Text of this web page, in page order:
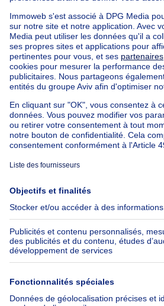
Maison à vendre
Nos biens pas chèrsMaison à
Appartements à louer
Nos biens à louer avec
Appartement à vendre avec
Maison à vendre avec 3
Appartement à louer avec
Maison à louer avec 3
Appartement à louer avec 3
Immoweb
Presse
Emplois
Groupe Axel Springer
SeLoger.com
Immowelt.de
Aide